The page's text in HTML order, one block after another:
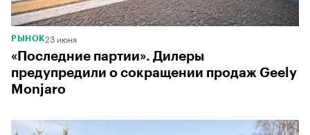
РЫНОК23 июня
«Последние партии». Дилеры
предупредили о сокращении продаж Geely
Monjaro